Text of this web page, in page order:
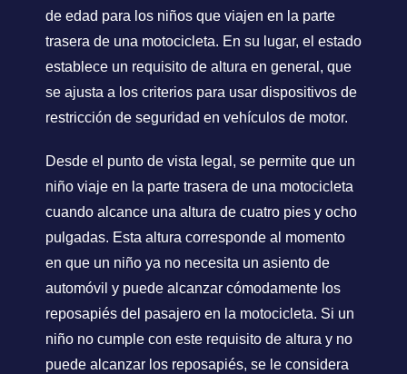
de edad para los niños que viajen en la parte
trasera de una motocicleta. En su lugar, el estado
establece un requisito de altura en general, que
se ajusta a los criterios para usar dispositivos de
restricción de seguridad en vehículos de motor.
Desde el punto de vista legal, se permite que un
niño viaje en la parte trasera de una motocicleta
cuando alcance una altura de cuatro pies y ocho
pulgadas. Esta altura corresponde al momento
en que un niño ya no necesita un asiento de
automóvil y puede alcanzar cómodamente los
reposapiés del pasajero en la motocicleta. Si un
niño no cumple con este requisito de altura y no
puede alcanzar los reposapiés, se le considera